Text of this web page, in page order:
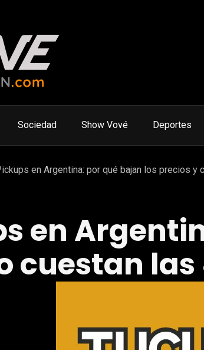
Sociedad Show Vové Deportes
en Argentina: por qué bajan los precios y
en
cuestan